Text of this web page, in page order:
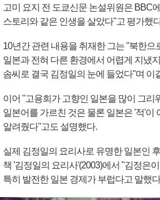
고미 요지 전 도쿄신문 논설위원은 BBC
스토리와 같은 인생을 살았다"고 평가했
10년간 관련 내용을 취재한 그는 "북한으
일본과 전혀 다른 환경에서 어렵게 지냈
솜씨로 결국 김정일의 눈에 들었다"며 이
이어 "고용희가 고향인 일본을 많이 그리
일본어를 가르친 것은 물론 일본은 '적'이
알려줬다"고도 설명했다.
실제 김정일의 요리사로 유명한 일본인
책 '김정일의 요리사'(2003)에서 "김정은
특히 발전한 일본 경제가 부럽다고 말했